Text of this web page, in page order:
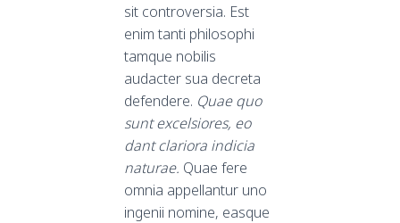
sit controversia. Est
enim tanti philosophi
tamque nobilis
audacter sua decreta
defendere. Quae quo
sunt excelsiores, eo
dant clariora indicia
naturae. Quae fere
omnia appellantur uno
ingenii nomine, easque